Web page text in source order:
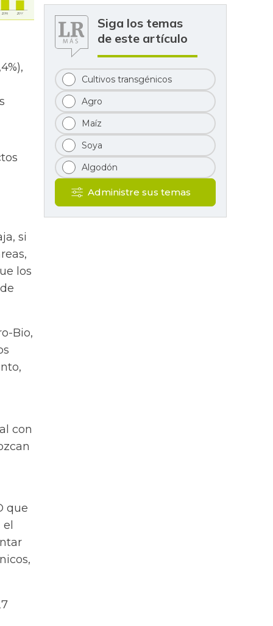
si
los
Bio,
con
que
Siga los temas
de este artículo
Cultivos transgénicos
Agro
Maíz
Soya
Algodón
Administre sus temas